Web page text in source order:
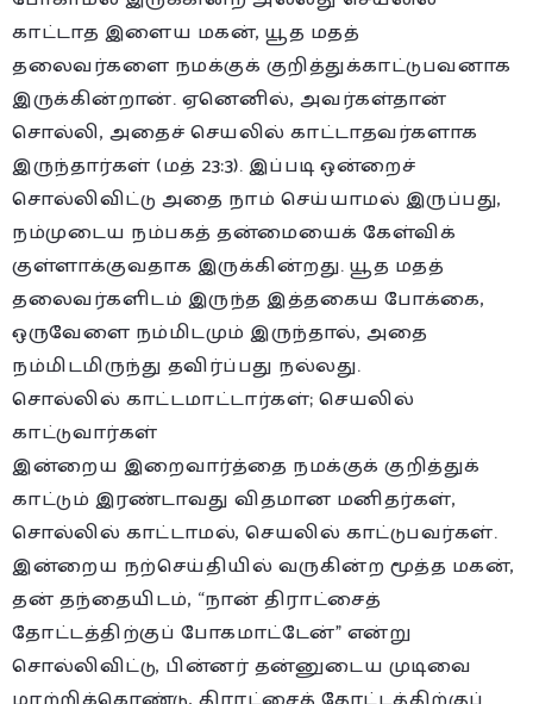
காட்டாத இளைய மகன், யூத மதத்
தலைவர்களை நமக்குக் குறித்துக்காட்டுபவனாக
இருக்கின்றான். ஏனெனில், அவர்கள்தான்
சொல்லி, அதைச் செயலில் காட்டாதவர்களாக
இருந்தார்கள் (மத் 23:3). இப்படி ஒன்றைச்
சொல்லிவிட்டு அதை நாம் செய்யாமல் இருப்பது,
நம்முடைய நம்பகத் தன்மையைக் கேள்விக்
குள்ளாக்குவதாக இருக்கின்றது. யூத மதத்
தலைவர்களிடம் இருந்த இத்தகைய போக்கை,
ஒருவேளை நம்மிடமும் இருந்தால், அதை
நம்மிடமிருந்து தவிர்ப்பது நல்லது.
சொல்லில் காட்டமாட்டார்கள்; செயலில்
காட்டுவார்கள்
இன்றைய இறைவார்த்தை நமக்குக் குறித்துக்
காட்டும் இரண்டாவது விதமான மனிதர்கள்,
சொல்லில் காட்டாமல், செயலில் காட்டுபவர்கள்.
இன்றைய நற்செய்தியில் வருகின்ற மூத்த மகன்,
தன் தந்தையிடம், “நான் திராட்சைத்
தோட்டத்திற்குப் போகமாட்டேன்” என்று
சொல்லிவிட்டு, பின்னர் தன்னுடைய முடிவை